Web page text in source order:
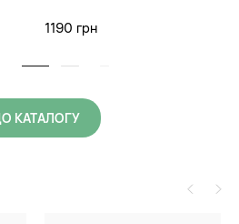
1190 грн
КАТАЛОГУ